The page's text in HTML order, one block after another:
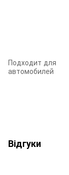
Подходит для
автомобилей
Відгуки